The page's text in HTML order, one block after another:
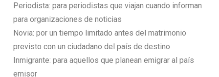
Periodista: para periodistas que viajan cuando informan
para organizaciones de noticias
Novia: por un tiempo limitado antes del matrimonio
previsto con un ciudadano del país de destino
Inmigrante: para aquellos que planean emigrar al país
emisor